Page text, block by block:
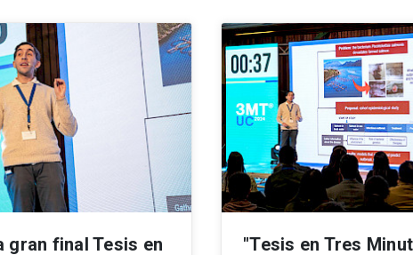
gran final Tesis en
"Tesis en Tres